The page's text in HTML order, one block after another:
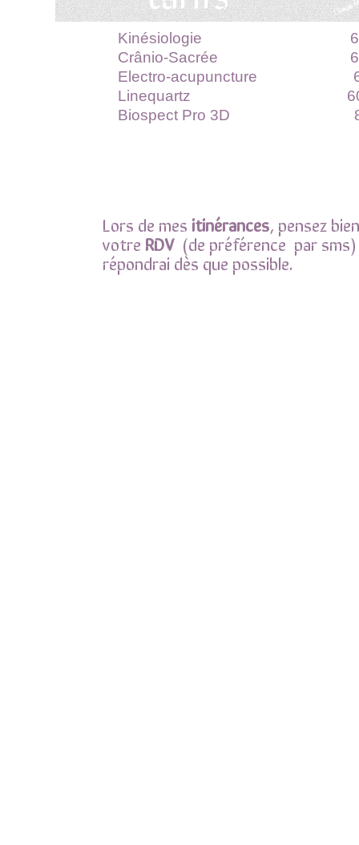
Kinésiologie 60
Crânio-Sacrée 60
Electro-acupuncture
Linequartz 60
Biospect Pro 3D
Lors de mes itinérances, pensez
votre RDV(de préférence par sms)
répondrai dès que possible.